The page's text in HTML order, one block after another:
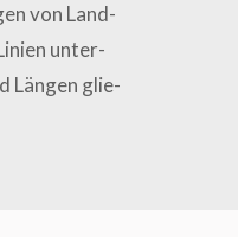
von Land­
unter­
Län­gen glie­